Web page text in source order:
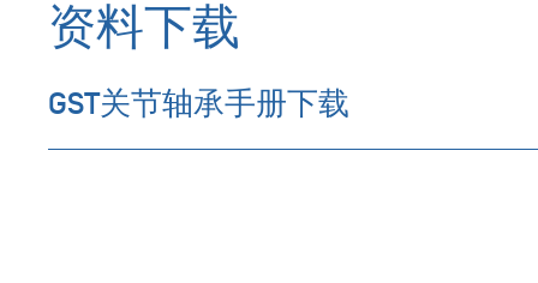
资料下载
GST关节轴承手册下载